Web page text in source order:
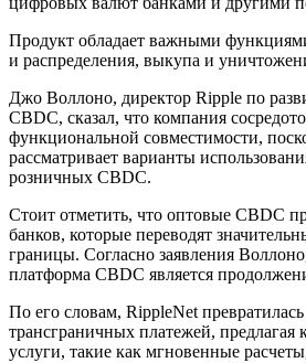
Продукт обладает важными
и распределения, выкупа и
Джо Воллоно, директор Ripple по
CBDC, сказал, что компания
функциональной совместимости,
рассматривает варианты
розничных CBDC.
Стоит отметить, что оптовые CBDC
банков, которые переводят
границы. Согласно заявления
платформа CBDC является
По его словам, RippleNet
трансграничных платежей, предлагая
услуги, такие как мгновенные